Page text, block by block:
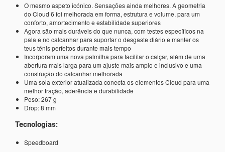
O mesmo aspeto icónico. Sensações ainda melhores. A geometria
do Cloud 6 foi melhorada em forma, estrutura e volume, para um
conforto, amortecimento e estabilidade superiores
Agora são mais duráveis do que nunca, com testes específicos na
pala e no calcanhar para suportar o desgaste diário e manter os
teus ténis perfeitos durante mais tempo
Incorporam uma nova palmilha para facilitar o calçar, além de uma
abertura mais larga para um ajuste mais amplo e inclusivo e uma
construção do calcanhar melhorada
Uma sola exterior atualizada conecta os elementos Cloud para uma
melhor tração, aderência e durabilidade
Peso: 267 g
Drop: 8 mm
Tecnologias:
Speedboard